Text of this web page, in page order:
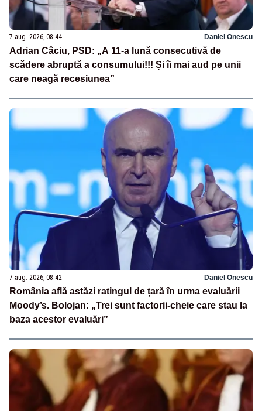
7 aug. 2026, 08:44 Daniel Onescu
Adrian Câciu, PSD: „A 11-a lună consecutivă de
scădere abruptă a consumului!!! Și îi mai aud pe unii
care neagă recesiunea”
7 aug. 2026, 08:42 Daniel Onescu
România află astăzi ratingul de țară în urma evaluării
Moody’s. Bolojan: „Trei sunt factorii-cheie care stau la
baza acestor evaluări”